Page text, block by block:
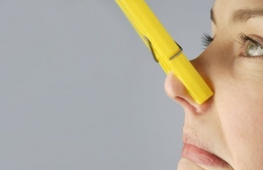
Перейти к основному содержанию